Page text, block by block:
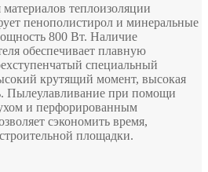
теплоизоляции
пенополистирол и минеральные
800 Вт. Наличие
обеспечивает плавную
специальный
крутящий момент, высокая
Пылеулавливание при помощи
и перфорированным
сэкономить время,
площадки.